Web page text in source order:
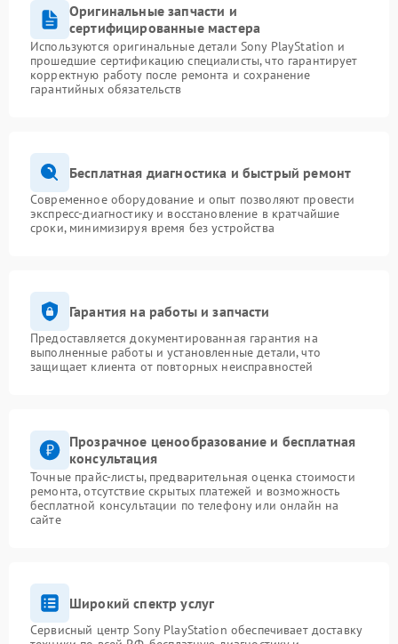
Оригинальные запчасти и
сертифицированные мастера
Используются оригинальные детали Sony PlayStation и
прошедшие сертификацию специалисты, что гарантирует
корректную работу после ремонта и сохранение
гарантийных обязательств
Бесплатная диагностика и быстрый ремонт
Современное оборудование и опыт позволяют провести
экспресс-диагностику и восстановление в кратчайшие
сроки, минимизируя время без устройства
Гарантия на работы и запчасти
Предоставляется документированная гарантия на
выполненные работы и установленные детали, что
защищает клиента от повторных неисправностей
Прозрачное ценообразование и бесплатная
консультация
Точные прайс-листы, предварительная оценка стоимости
ремонта, отсутствие скрытых платежей и возможность
бесплатной консультации по телефону или онлайн на
сайте
Широкий спектр услуг
Сервисный центр Sony PlayStation обеспечивает доставку